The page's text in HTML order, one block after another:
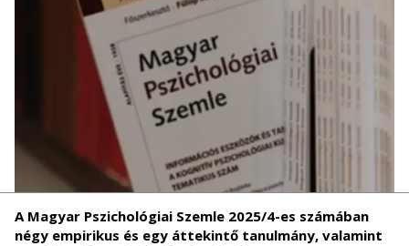
A Magyar Pszichológiai Szemle 2025/4-es számában
négy empirikus és egy áttekintő tanulmány, valamint